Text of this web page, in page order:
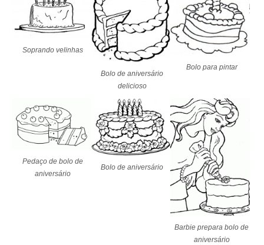
Soprando velinhas
Bolo de aniversário
delicioso
Bolo para pintar
Pedaço de bolo de
aniversário
Bolo de aniversário
Barbie prepara bolo de
aniversário